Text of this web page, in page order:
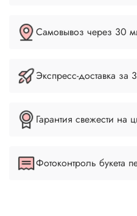
Самовывоз через 30
Экспресс-доставка за
Гарантия свежести на
Фотоконтроль букета